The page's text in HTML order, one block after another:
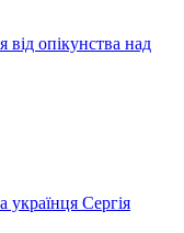
від опікунства над
Сергія